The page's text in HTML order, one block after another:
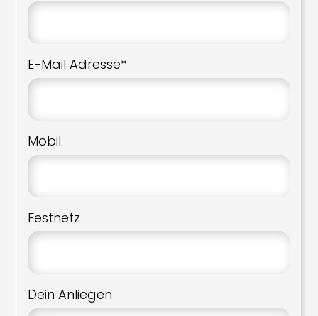
E-Mail Adresse*
Mobil
Festnetz
Dein Anliegen